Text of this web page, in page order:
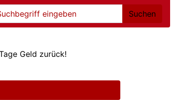
Suchen
Geld zurück!